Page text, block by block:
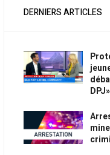
DERNIERS ARTICLES